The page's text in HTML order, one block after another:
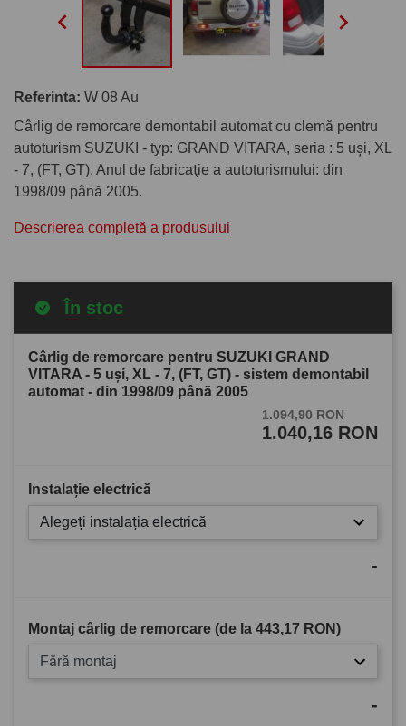
 
Referinta: W 08 Au
Cârlig de remorcare demontabil automat cu clemă pentru
autoturism SUZUKI - typ: GRAND VITARA, seria : 5 uşi, XL
- 7, (FT, GT). Anul de fabricaţie a autoturismului: din
1998/09 până 2005.
Descrierea completă a produsului
În stoc
Cârlig de remorcare pentru SUZUKI GRAND
VITARA - 5 uşi, XL - 7, (FT, GT) - sistem demontabil
automat - din 1998/09 până 2005
1.094,90 RON
1.040,16 RON
Instalație electrică
Alegeți instalația electrică
-
Montaj cârlig de remorcare (de la 443,17 RON)
Fără montaj
-